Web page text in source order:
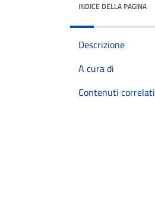
INDICE DELLA PAGINA
Descrizione
A cura di
Contenuti correlati